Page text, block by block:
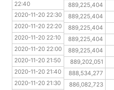
2020-11-20 22:30
889,225,404
2020-11-20 22:20
889,225,404
2020-11-20 22:10
889,225,404
2020-11-20 22:00
889,225,404
2020-11-20 21:50
889,225,404
2020-11-20 21:40
889,202,051
2020-11-20 21:30
888,534,277
2020-11-20 21:20
886,082,723
22:40
2020-11-20 22:30
2020-11-20 22:20
2020-11-20 22:10
2020-11-20 22:00
2020-11-20 21:50
2020-11-20 21:40
2020-11-20 21:30